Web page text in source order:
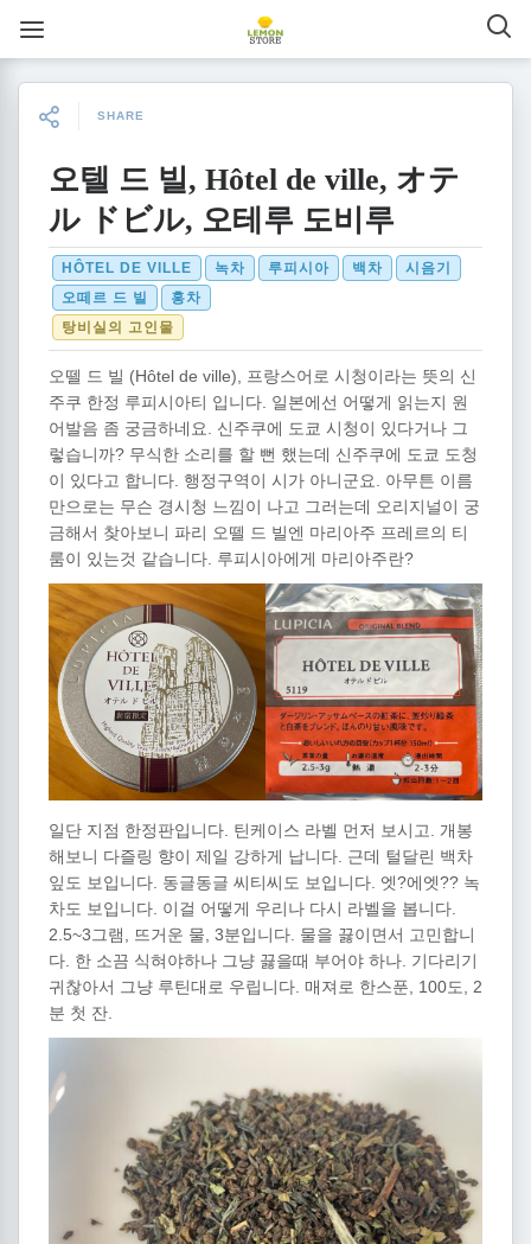
SHARE
오텔 드 빌, Hôtel de ville, オテ
ル ドビル, 오테루 도비루
HÔTEL DE VILLE 녹차 루피시아 백차
시음기
오떼르 드 빌
홍차
탕비실의 고인물
오뗄 드 빌 (Hôtel de ville), 프랑스어로 시청이라는 뜻의 신
주쿠 한정 루피시아티 입니다. 일본에선 어떻게 읽는지 원
어발음 좀 궁금하네요. 신주쿠에 도쿄 시청이 있다거나 그
렇습니까? 무식한 소리를 할 뻔 했는데 신주쿠에 도쿄 도청
이 있다고 합니다. 행정구역이 시가 아니군요. 아무튼 이름
만으로는 무슨 경시청 느낌이 나고 그러는데 오리지널이 궁
금해서 찾아보니 파리 오뗄 드 빌엔 마리아주 프레르의 티
룸이 있는것 같습니다. 루피시아에게 마리아주란?
일단 지점 한정판입니다. 틴케이스 라벨 먼저 보시고. 개봉
해보니 다즐링 향이 제일 강하게 납니다. 근데 털달린 백차
잎도 보입니다. 동글동글 씨티씨도 보입니다. 엣?에엣?? 녹
차도 보입니다. 이걸 어떻게 우리나 다시 라벨을 봅니다.
2.5~3그램, 뜨거운 물, 3분입니다. 물을 끓이면서 고민합니
다. 한 소끔 식혀야하나 그냥 끓을때 부어야 하나. 기다리기
귀찮아서 그냥 루틴대로 우립니다. 매져로 한스푼, 100도, 2
분 첫 잔.